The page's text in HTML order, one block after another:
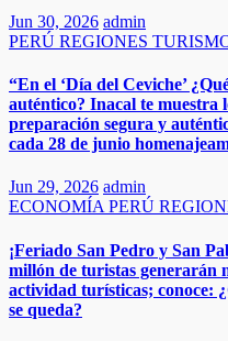
Jun 30, 2026 admin
PERÚ REGIONES
“En el ‘Día del Ceviche’
auténtico? Inacal te muestra
preparación segura y
cada 28 de junio
Jun 29, 2026 admin
ECONOMÍAPERÚ
¡Feriado San Pedro y San
millón de turistas generarán
actividad turísticas; conoce:
se queda?​